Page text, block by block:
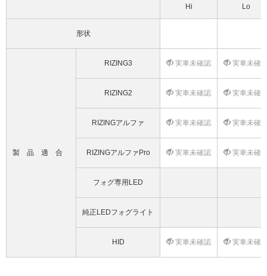
Hi Lo
形状
製品適合
RIZING3 実車未確認 実車未確
RIZING2 実車未確認 実車未確
RIZINGアルファ 実車未確認 実車未確
RIZINGアルファPro 実車未確認 実車未確
フォグ専用LED
純正LEDフォグライト
HID 実車未確認 実車未確